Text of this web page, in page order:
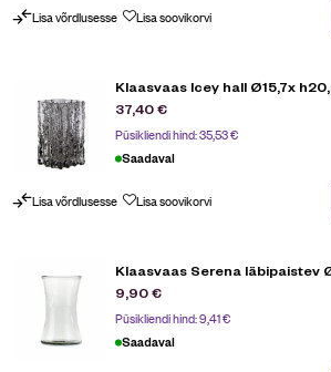
Lisa võrdlusesse Lisa soovikorvi
Klaasvaas Icey hall Ø15,7x
37,40€
Püsikliendi hind:35,53€
Saadaval
Lisa võrdlusesse Lisa soovikorvi
Klaasvaas Serena läbipaistev
9,90€
Püsikliendi hind:9,41€
Saadaval